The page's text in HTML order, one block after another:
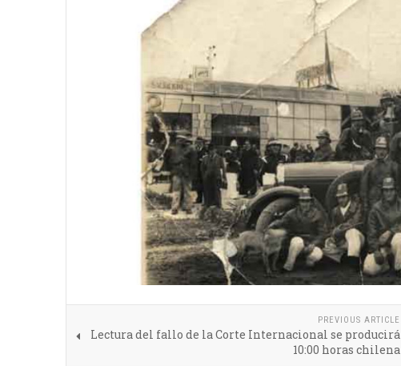
PREVIOUS ARTICLE
Lectura del fallo de la Corte Internacional se producirá
10:00 horas chilena